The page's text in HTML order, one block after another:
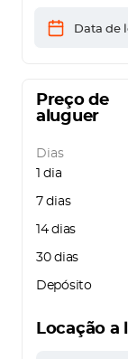
Data de
Preço de
aluguer
Dias
1 dia
7 dias
14 dias
30 dias
Depósito
Locação a